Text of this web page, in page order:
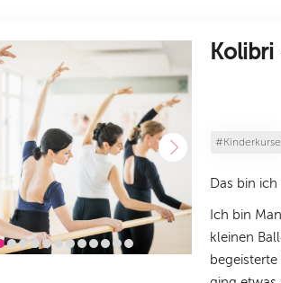
HANNOVER
LEIPZIG
DRESDEN
NÜRNBERG
WIEN
ZÜRICH
ANDERE
REGIONEN
#Kinderkurse
Das bin
Ich bin
kleinen